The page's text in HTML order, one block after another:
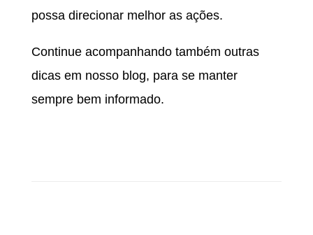
possa direcionar melhor as ações.
Continue acompanhando também outras
dicas em nosso blog, para se manter
sempre bem informado.